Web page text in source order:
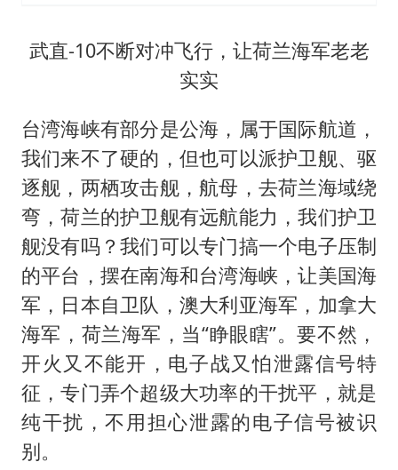
武直-10不断对冲飞行，让荷兰海军老老
实实
台湾海峡有部分是公海，属于国际航道，
我们来不了硬的，但也可以派护卫舰、驱
逐舰，两栖攻击舰，航母，去荷兰海域绕
弯，荷兰的护卫舰有远航能力，我们护卫
舰没有吗？我们可以专门搞一个电子压制
的平台，摆在南海和台湾海峡，让美国海
军，日本自卫队，澳大利亚海军，加拿大
海军，荷兰海军，当“睁眼瞎”。要不然，
开火又不能开，电子战又怕泄露信号特
征，专门弄个超级大功率的干扰平，就是
纯干扰，不用担心泄露的电子信号被识
别。